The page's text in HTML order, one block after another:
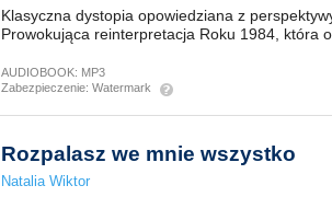
Klasyczna dystopia opowiedziana z
Prowokująca reinterpretacja Roku 1984, która
AUDIOBOOK: MP3
Zabezpieczenie: Watermark
Rozpalasz we mnie wszystko
Natalia Wiktor